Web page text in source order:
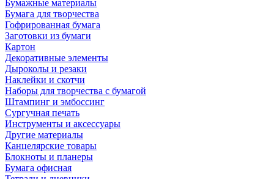
Бумажные материалы
Бумага для творчества
Гофрированная бумага
Заготовки из бумаги
Картон
Декоративные элементы
Дыроколы и резаки
Наклейки и скотчи
Наборы для творчества с бумагой
Штампинг и эмбоссинг
Сургучная печать
Инструменты и аксессуары
Другие материалы
Канцелярские товары
Блокноты и планеры
Бумага офисная